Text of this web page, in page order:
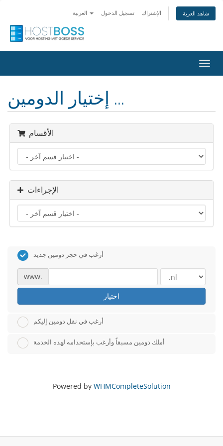
تسجيل الدخول الإشتراك شاهد العربة
تبديل
التنقل
إختيار الدومين ...
الأقسام
الإجراءات
أرغب في حجز دومين جديد
www.
اختيار
أرغب في نقل دومين إليكم
أملك دومين مسبقاً وأرغب بإستخدامه لهذه الخدمة
Powered by WHMCompleteSolution